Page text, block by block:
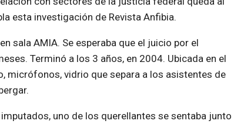
esta investigación de Revista Anfibia.
sala AMIA. Se esperaba que el juicio por el
Terminó a los 3 años, en 2004. Ubicada en el
micrófonos, vidrio que separa a los asistentes de
uno de los querellantes se sentaba junto